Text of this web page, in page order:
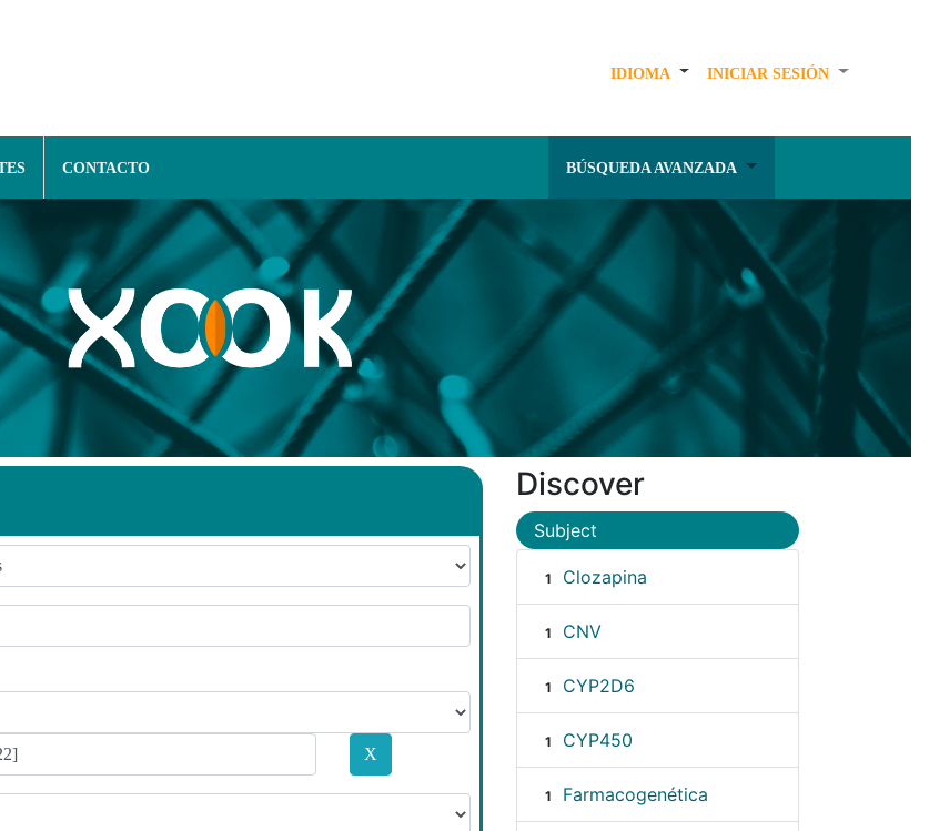
IDIOMA INICIAR SESIÓN
CONTACTO BÚSQUEDA AVANZADA
Discover
Subject
1 Clozapina
1 CNV
1 CYP2D6
1 CYP450
1 Farmacogenética